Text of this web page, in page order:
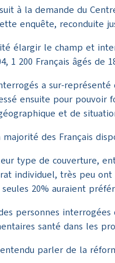
suit à la demande du
enquête, reconduite
élargir le champ et
1 200 Français âgés
a sur-
ensuite pour pouvoir
et de
des Français
type de couverture,
individuel, très peu
20% auraient
personnes interrogées
santé dans les
parler de la